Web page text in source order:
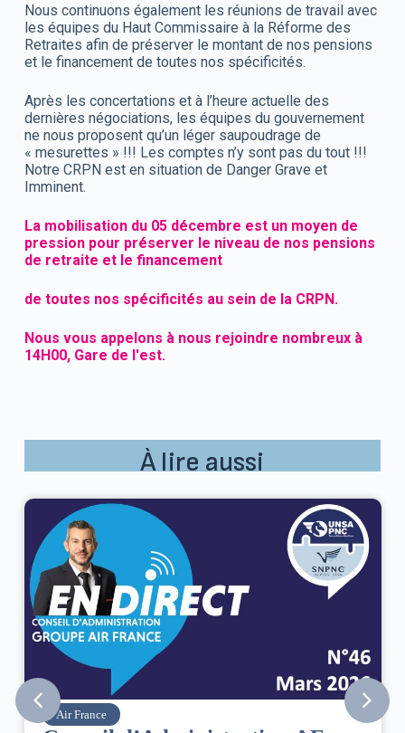
Nous continuons également les réunions de travail avec
les équipes du Haut Commissaire à la Réforme des
Retraites afin de préserver le montant de nos pensions
et le financement de toutes nos spécificités.
Après les concertations et à l’heure actuelle des
dernières négociations, les équipes du gouvernement
ne nous proposent qu’un léger saupoudrage de
« mesurettes » !!! Les comptes n’y sont pas du tout !!!
Notre CRPN est en situation de Danger Grave et
Imminent.
La mobilisation du 05 décembre est un moyen de
pression pour préserver le niveau de nos pensions
de retraite et le financement
de toutes nos spécificités au sein de la CRPN.
Nous vous appelons à nous rejoindre nombreux à
14H00, Gare de l'est.
À lire aussi
Air France